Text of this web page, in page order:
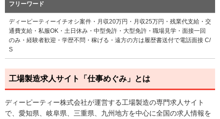
フリーワード
ディーピーティーイチオシ案件・月収20万円・月収25万円・残業代支給・交
通費支給・私服OK・土日休み・中型免許・大型免許・職場見学・面接一回
のみ・経験者歓迎・学歴不問・稼げる・遠方の方は履歴書送付で電話面接 C/
S
工場製造求人サイト「仕事めぐみ」とは
ディーピーティー株式会社が運営する工場製造の専門求人サイト
で、愛知県、岐阜県、三重県、九州地方を中心に全国の求人情報を